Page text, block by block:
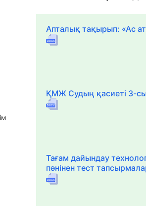
Апталық тақырып: «Ас
ҚМЖ Судың қасиеті 3-
Тағам дайындау
пәнінен тест